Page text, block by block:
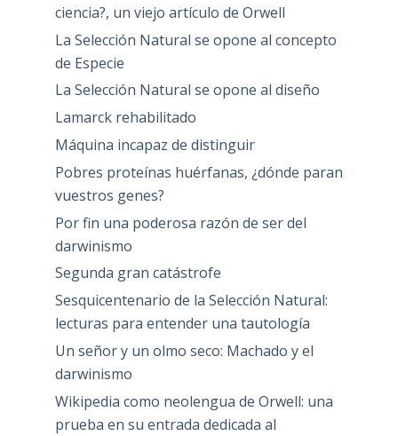
ciencia?, un viejo artículo de Orwell
La Selección Natural se opone al concepto
de Especie
La Selección Natural se opone al diseño
Lamarck rehabilitado
Máquina incapaz de distinguir
Pobres proteínas huérfanas, ¿dónde paran
vuestros genes?
Por fin una poderosa razón de ser del
darwinismo
Segunda gran catástrofe
Sesquicentenario de la Selección Natural:
lecturas para entender una tautología
Un señor y un olmo seco: Machado y el
darwinismo
Wikipedia como neolengua de Orwell: una
prueba en su entrada dedicada al